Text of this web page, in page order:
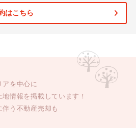
はこちら
アを中心に
情報を掲載しています！
う不動産売却も